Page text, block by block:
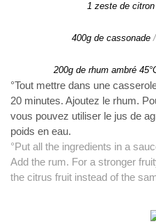
1 zeste de
400g de cassonade
200g de rhum ambré
°Tout mettre dans une
20 minutes. Ajoutez le rhum.
vous pouvez utiliser le jus de
poids en eau.
°Put all the ingredients in a
Add the rum. For a stronger
the citrus fruit instead of the